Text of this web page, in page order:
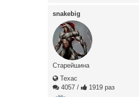
snakebig
Старейшина
Техас
4057 / 1919 раз